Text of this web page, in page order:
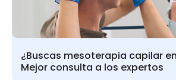
¿Buscas mesoterapia capilar
Mejor consulta a los expertos